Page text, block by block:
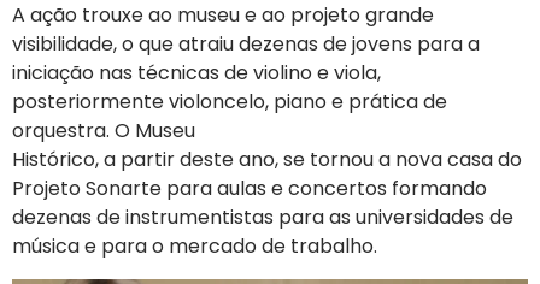
A ação trouxe ao museu e ao projeto grande
visibilidade, o que atraiu dezenas de jovens para a
iniciação nas técnicas de violino e viola,
posteriormente violoncelo, piano e prática de
orquestra. O Museu
Histórico, a partir deste ano, se tornou a nova casa do
Projeto Sonarte para aulas e concertos formando
dezenas de instrumentistas para as universidades de
música e para o mercado de trabalho.